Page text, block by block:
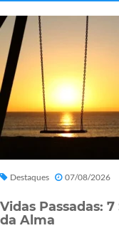
Destaques 07/08/2026
Vidas Passadas:
da Alma